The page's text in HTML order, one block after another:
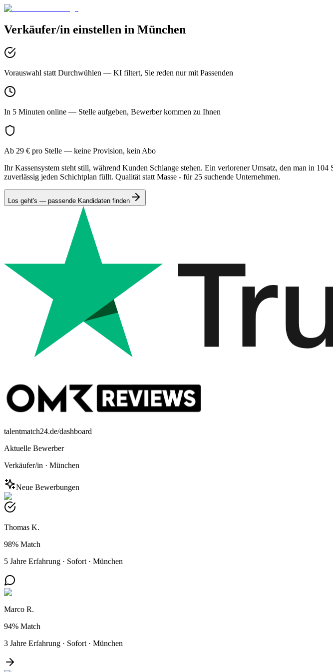
Verkäufer/in einstellen in München
Vorauswahl statt Durchwühlen — KI filtert, Sie reden nur mit Passenden
In 5 Minuten online — Stelle aufgeben, Bewerber kommen zu Ihnen
Ab 29 € pro Stelle — keine Provision, kein Abo
Ihr Kassensystem steht still, während Kunden Schlange stehen. Ein verlorener Umsatz, den man in
zuverlässig jeden Schichtplan füllt. Qualität statt Masse - für 25 suchende Unternehmen.
Los geht's — passende Kandidaten finden
talentmatch24.de/dashboard
Aktuelle Bewerber
Verkäufer/in · München
Neue Bewerbungen
Thomas K.
98% Match
5 Jahre Erfahrung · Sofort · München
Marco R.
94% Match
3 Jahre Erfahrung · Sofort · München